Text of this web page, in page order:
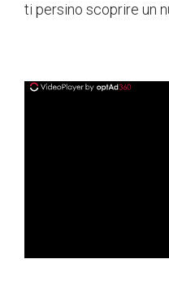
ti persino scoprire un